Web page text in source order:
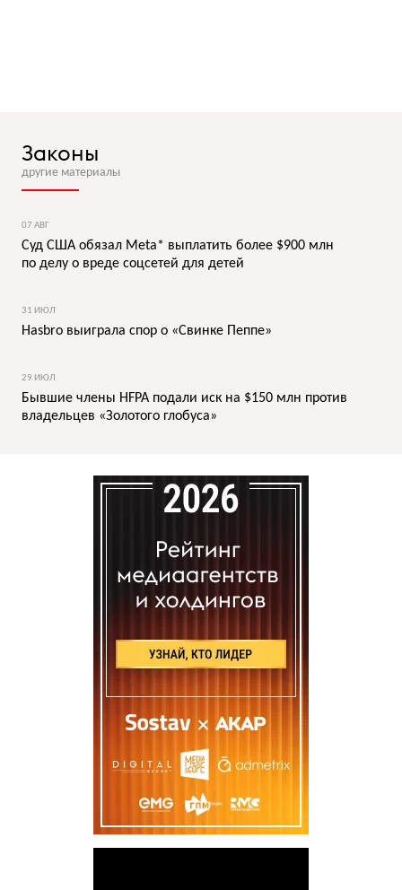
Законы
другие материалы
07 АВГ
Суд США обязал Meta* выплатить более $900 млн
по делу о вреде соцсетей для детей
31 ИЮЛ
Hasbro выиграла спор о «Свинке Пеппе»
29 ИЮЛ
Бывшие члены HFPA подали иск на $150 млн против
владельцев «Золотого глобуса»